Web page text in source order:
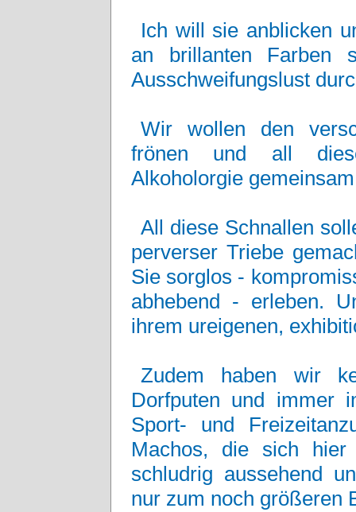
Ich will sie anblicken
an brillanten Farben
Ausschweifungslust
Wir wollen den
frönen und all
Alkoholorgie
All diese Schnallen
perverser Triebe
Sie sorglos -
abhebend - erleben.
ihrem ureigenen,
Zudem haben wir
Dorfputen und immer
Sport- und
Machos, die sich
schludrig aussehend
nur zum noch größeren